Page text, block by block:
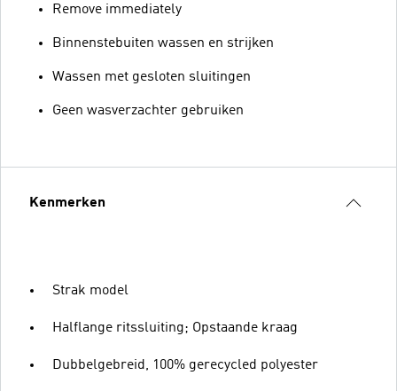
Remove immediately
Binnenstebuiten wassen en strijken
Wassen met gesloten sluitingen
Geen wasverzachter gebruiken
Kenmerken
Strak model
Halflange ritssluiting; Opstaande kraag
Dubbelgebreid, 100% gerecycled polyester